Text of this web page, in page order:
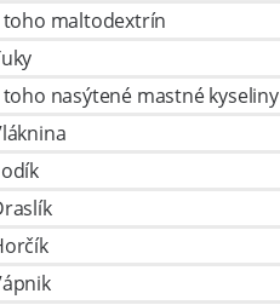
toho maltodextrín
toho nasýtené mastné kyseliny